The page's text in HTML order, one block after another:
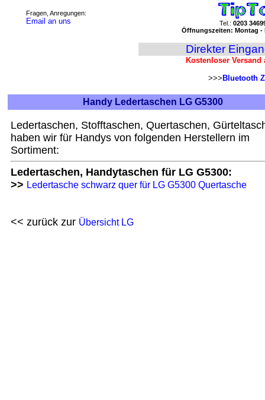
Fragen, Anregungen:
Email an uns Tel.: 0203
Öffnungszeiten: Montag -
Direkter
Kostenloser
>>> Bluetooth
Handy Ledertaschen LG G5300
Ledertaschen, Stofftaschen, Quertaschen,
haben wir für Handys von folgenden Herstellern im
Sortiment:
Ledertaschen, Handytaschen für LG G5300:
>> Ledertasche schwarz quer für LG G5300 Quertasche
<< zurück zur Übersicht LG